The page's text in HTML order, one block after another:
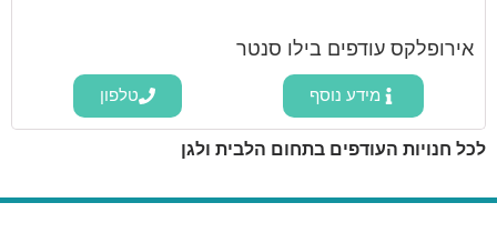
אירופלקס עודפים בילו סנטר
מידע נוסף טלפון
לכל חנויות העודפים בתחום הלבית ולגן